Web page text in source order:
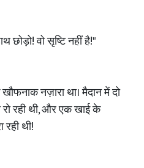
छोड़ो! वो सृष्टि नहीं है!"
नज़ारा था। मैदान में दो
रही थी, और एक खाई के
रही थी!